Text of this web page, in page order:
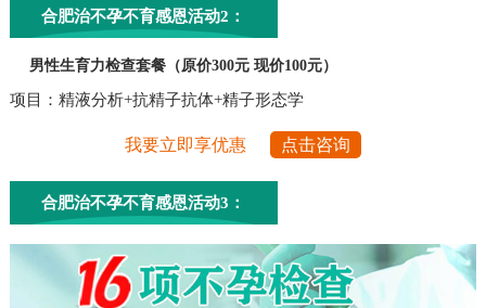
合肥治不孕不育感恩活动2：
男性生育力检查套餐（原价300元 现价100元）
项目：精液分析+抗精子抗体+精子形态学
我要立即享优惠 点击咨询
合肥治不孕不育感恩活动3：